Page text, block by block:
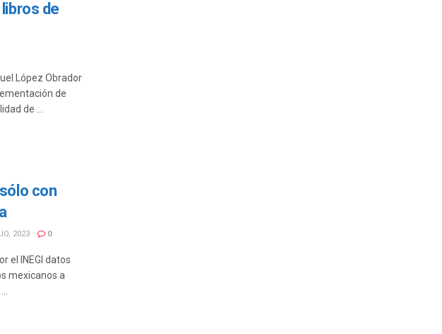
de
López Obrador
de
de ...
con
2023 0
el INEGI datos
mexicanos a